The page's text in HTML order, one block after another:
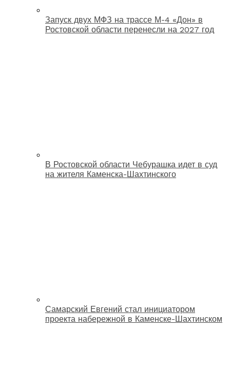
Запуск двух МФЗ на трассе М-4 «Дон» в
Ростовской области перенесли на 2027 год
В Ростовской области Чебурашка идет в суд
на жителя Каменска-Шахтинского
Самарский Евгений стал инициатором
проекта набережной в Каменске-Шахтинском